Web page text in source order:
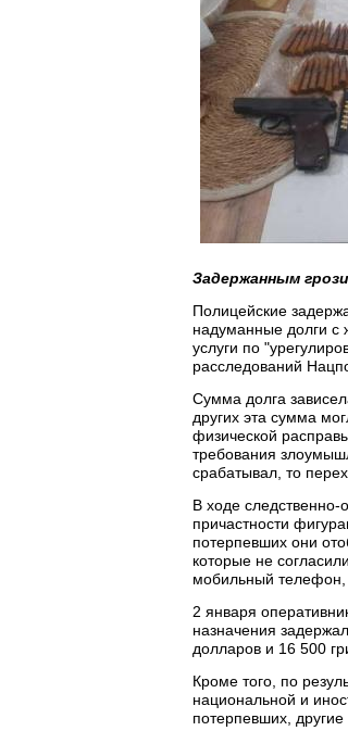
Задержанным
Полицейские
надуманные долги с
услуги по
расследований
Сумма долга
других эта сумма
физической
требования
срабатывал, то
В ходе следственно-
причастности
потерпевших они
которые не
мобильный телефон,
2 января
назначения
долларов и 16 500
Кроме того, по
национальной и
потерпевших,